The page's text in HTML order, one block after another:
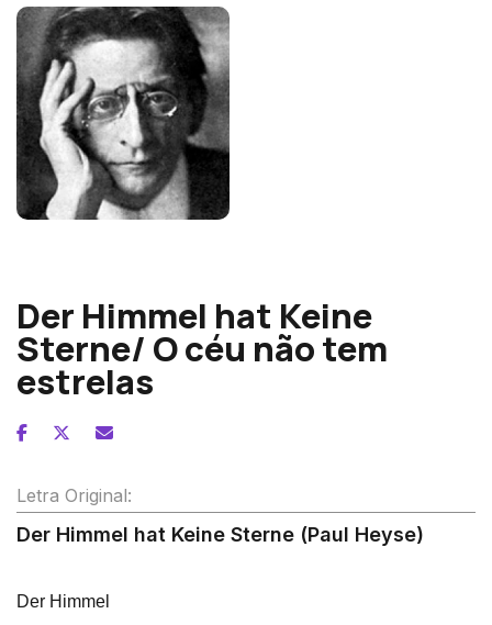
Der Himmel hat Keine
Sterne/ O céu não tem
estrelas
Letra Original:
Der Himmel hat Keine Sterne (Paul Heyse)
Der Himmel